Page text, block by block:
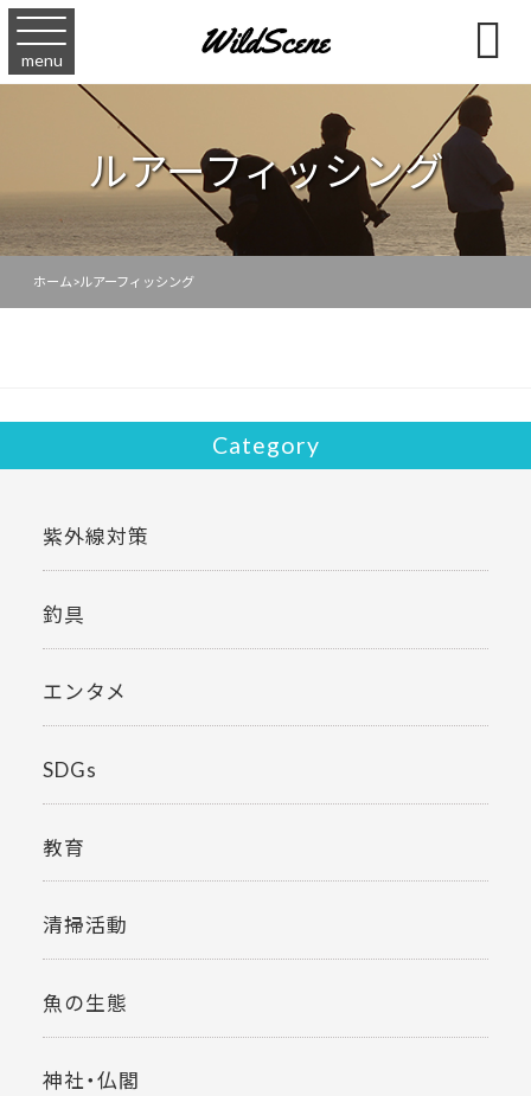
menu 
ルアーフィッシング
ホーム>ルアーフィッシング
Category
紫外線対策
釣具
エンタメ
SDGs
教育
清掃活動
魚の生態
神社・仏閣